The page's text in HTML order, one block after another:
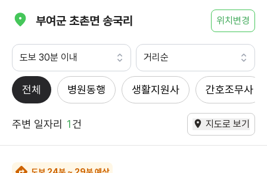
부여군 초촌면 송국리 위치변경
도보 30분 이내 거리순
전체 병원동행 생활지원사 간호조무사
주변 일자리 1건 지도로 보기